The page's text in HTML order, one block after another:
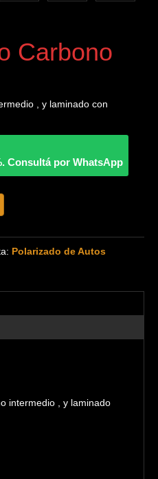
Carbono
, y laminado con
Consultá por WhatsApp
Polarizado de Autos
intermedio , y laminado